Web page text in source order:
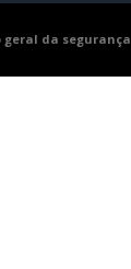
geral da segurança